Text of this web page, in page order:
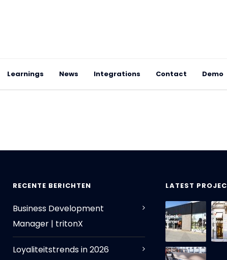
Learnings News Integrations Contact Demo
RECENTE BERICHTEN
Business Development
Manager | tritonX
Loyaliteitstrends in 2026
LATEST